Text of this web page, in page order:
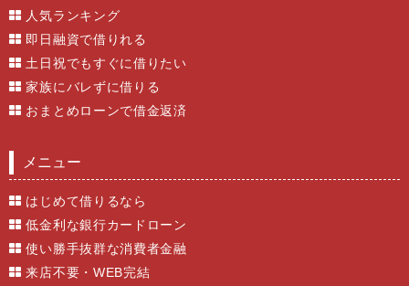
人気ランキング
即日融資で借りれる
土日祝でもすぐに借りたい
家族にバレずに借りる
おまとめローンで借金返済
メニュー
はじめて借りるなら
低金利な銀行カードローン
使い勝手抜群な消費者金融
来店不要・WEB完結